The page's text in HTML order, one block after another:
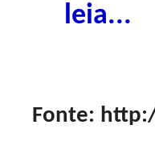
leia...
Fonte: